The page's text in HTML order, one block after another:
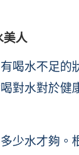
美人
喝水不足的
對水對於健
少水才夠。